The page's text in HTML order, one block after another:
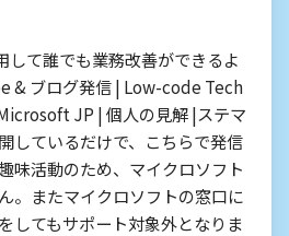
て誰でも業務改善ができるよ
& ブログ発信 | Low-code Tech
JP | 個人の見解 |ステマ
しているだけで、こちらで発信
味活動のため、マイクロソフト
。またマイクロソフトの窓口に
してもサポート対象外となりま